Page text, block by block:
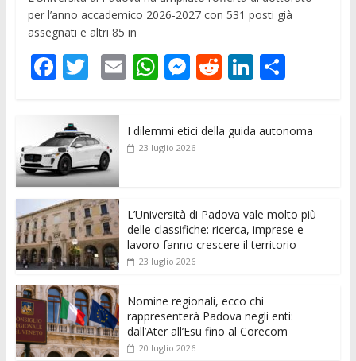
per l’anno accademico 2026-2027 con 531 posti già
assegnati e altri 85 in
F
e
b
o
o
k
T
itt
er
E
ai
l
W
s
p
M
ss
e
er
R
di
Li
e
C
di
I dilemmi etici della guida autonoma
23 luglio 2026
L’Università di Padova vale molto più
delle classifiche: ricerca, imprese e
lavoro fanno crescere il territorio
23 luglio 2026
Nomine regionali, ecco chi
rappresenterà Padova negli enti:
dall’Ater all’Esu fino al Corecom
20 luglio 2026